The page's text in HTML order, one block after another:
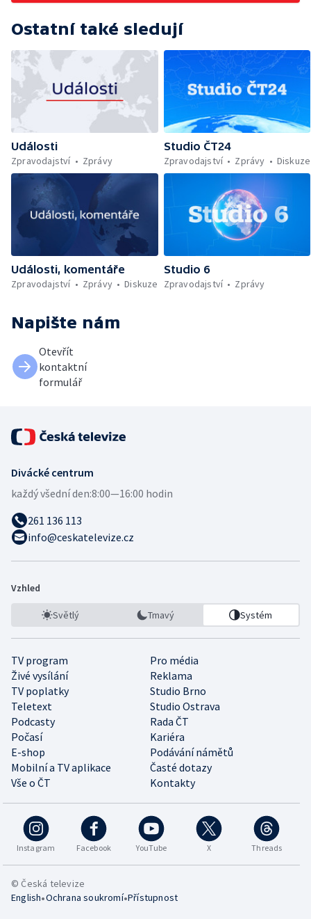
Ostatní také sledují
Události
Zpravodajství
Zprávy
Studio ČT24
Zpravodajství
Zprávy Diskuze
Události, komentáře
Zpravodajství
Zprávy Diskuze
Studio 6
Zpravodajství
Zprávy
Napište nám
Otevřít
kontaktní
formulář
Divácké centrum
každý všední den:8:00—16:00 hodin
261 136 113
info@ceskatelevize.cz
Vzhled
Světlý Tmavý Systém
TV program
Pro média
Živé vysílání
Reklama
TV poplatky
Studio Brno
Teletext
Studio Ostrava
Podcasty
Rada ČT
Počasí
Kariéra
E-shop
Podávání námětů
Mobilní a TV aplikace
Časté dotazy
Vše o ČT
Kontakty
Instagram Facebook YouTube X Threads
© Česká televize
English•Ochrana soukromí•Přístupnost